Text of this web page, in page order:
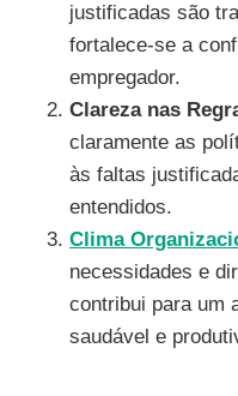
justificadas são
fortalece-se a
empregador.
Clareza nas
claramente as
às faltas
entendidos.
Clima
necessidades e
contribui para um
saudável e